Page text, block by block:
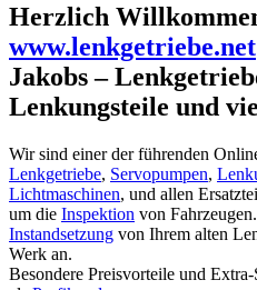
Herzlich
www.lenkgetriebe.net
Jakobs –
Lenkungsteile und
Wir sind einer der führenden
Lenkgetriebe, Servopumpen,
Lichtmaschinen, und allen
um die Inspektion von
Instandsetzung von Ihrem alten
Werk an.
Besondere Preisvorteile und